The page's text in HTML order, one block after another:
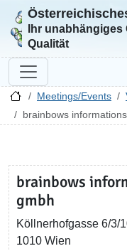
Zur Startseite
Ihr
Qualität
Meetings/Events
brainbows
brainbows
gmbh
Köllnerhofgasse 6/3/
1010 Wien